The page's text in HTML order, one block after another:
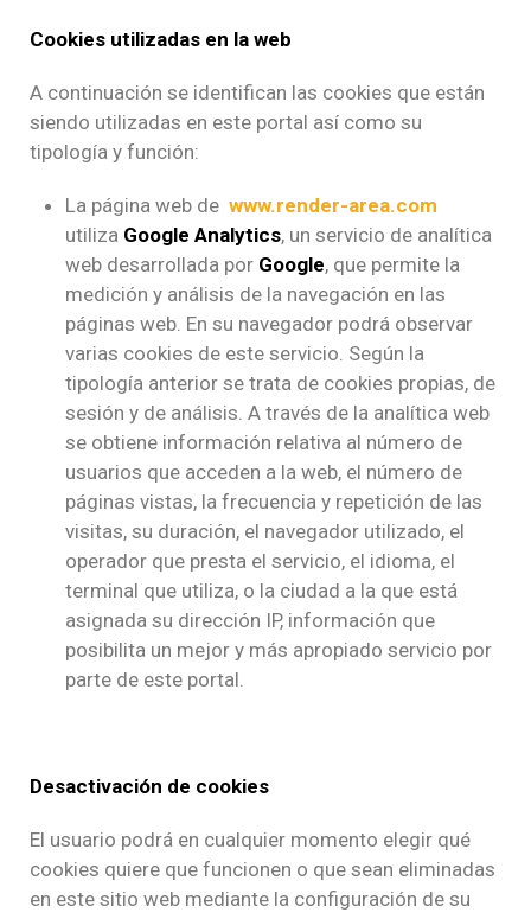
Cookies utilizadas en la web
A continuación se identifican las cookies que están
siendo utilizadas en este portal así como su
tipología y función:
La página web de www.render-area.com
utiliza Google Analytics, un servicio de analítica
web desarrollada por Google, que permite la
medición y análisis de la navegación en las
páginas web. En su navegador podrá observar
varias cookies de este servicio. Según la
tipología anterior se trata de cookies propias, de
sesión y de análisis. A través de la analítica web
se obtiene información relativa al número de
usuarios que acceden a la web, el número de
páginas vistas, la frecuencia y repetición de las
visitas, su duración, el navegador utilizado, el
operador que presta el servicio, el idioma, el
terminal que utiliza, o la ciudad a la que está
asignada su dirección IP, información que
posibilita un mejor y más apropiado servicio por
parte de este portal.
Desactivación de cookies
El usuario podrá en cualquier momento elegir qué
cookies quiere que funcionen o que sean eliminadas
en este sitio web mediante la configuración de su